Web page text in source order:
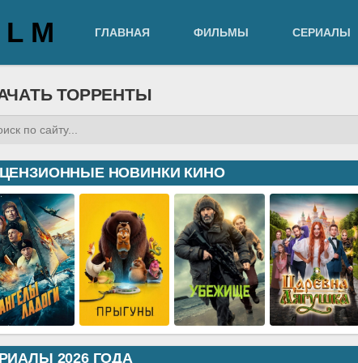
M ГЛАВНАЯ ФИЛЬМЫ СЕРИАЛЫ
ТОРРЕНТЫ
НОВИНКИ КИНО
2026 ГОДА